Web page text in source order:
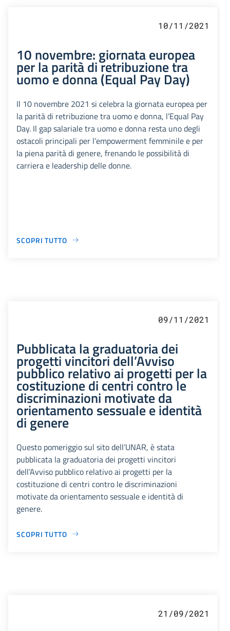
10/11/2021
10 novembre: giornata europea
per la parità di retribuzione tra
uomo e donna (Equal Pay Day)
Il 10 novembre 2021 si celebra la giornata europea per
la parità di retribuzione tra uomo e donna, l’Equal Pay
Day. Il gap salariale tra uomo e donna resta uno degli
ostacoli principali per l’empowerment femminile e per
la piena parità di genere, frenando le possibilità di
carriera e leadership delle donne.
SCOPRI TUTTO
09/11/2021
Pubblicata la graduatoria dei
progetti vincitori dell’Avviso
pubblico relativo ai progetti per la
costituzione di centri contro le
discriminazioni motivate da
orientamento sessuale e identità
di genere
Questo pomeriggio sul sito dell’UNAR, è stata
pubblicata la graduatoria dei progetti vincitori
dell’Avviso pubblico relativo ai progetti per la
costituzione di centri contro le discriminazioni
motivate da orientamento sessuale e identità di
genere.
SCOPRI TUTTO
21/09/2021